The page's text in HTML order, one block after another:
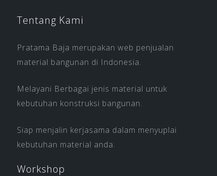
Tentang Kami
Pratama Baja merupakan web penjualan
material bangunan di Indonesia.
Melayani Berbagai jenis material untuk
kebutuhan konstruksi bangunan.
Siap menjalin kerjasama dalam menyuplai
kebutuhan material anda.
Workshop